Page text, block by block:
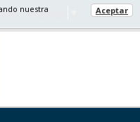
Language
nuestra
Aceptar